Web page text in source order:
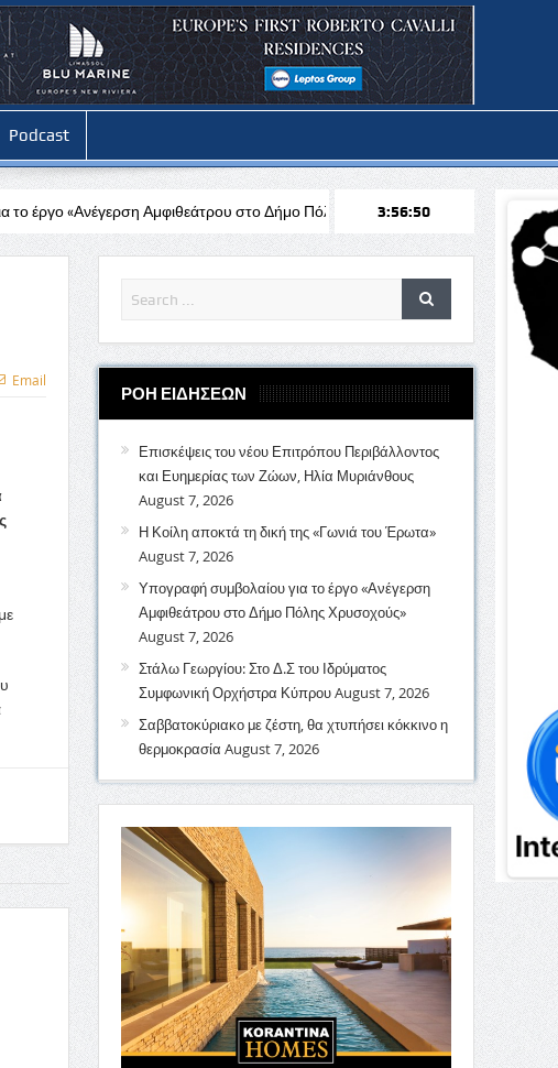
Podcast
Αμφιθεάτρου στο Δήμο Πόλης Χρυσοχούς» Στάλω Γεωργίου: Στο Δ.Σ
3:56:51
Email
ΡΟΗ ΕΙΔΗΣΕΩΝ
Επισκέψεις του νέου Επιτρόπου Περιβάλλοντος
και Ευημερίας των Ζώων, Ηλία Μυριάνθους
August 7, 2026
Η Κοίλη αποκτά τη δική της «Γωνιά του Έρωτα»
August 7, 2026
Υπογραφή συμβολαίου για το έργο «Ανέγερση
Αμφιθεάτρου στο Δήμο Πόλης Χρυσοχούς»
August 7, 2026
Στάλω Γεωργίου: Στο Δ.Σ του Ιδρύματος
Συμφωνική Ορχήστρα ΚύπρουAugust 7, 2026
Σαββατοκύριακο με ζέστη, θα χτυπήσει κόκκινο η
θερμοκρασία August 7, 2026